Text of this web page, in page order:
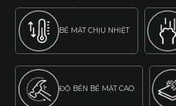
BỀ MẶT CHỊU NHIỆT
ĐỘ BỀN BỀ MẶT CAO